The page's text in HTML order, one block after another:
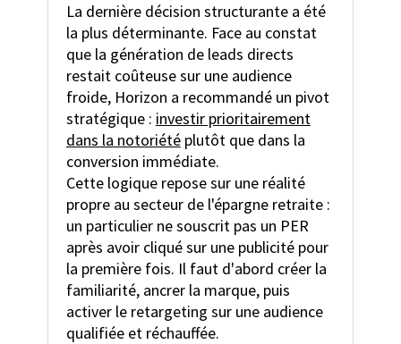
La dernière décision structurante a été
la plus déterminante. Face au constat
que la génération de leads directs
restait coûteuse sur une audience
froide, Horizon a recommandé un pivot
stratégique : investir prioritairement
dans la notoriétéplutôt que dans la
conversion immédiate.
Cette logique repose sur une réalité
propre au secteur de l'épargne retraite :
un particulier ne souscrit pas un PER
après avoir cliqué sur une publicité pour
la première fois. Il faut d'abord créer la
familiarité, ancrer la marque, puis
activer le retargeting sur une audience
qualifiée et réchauffée.